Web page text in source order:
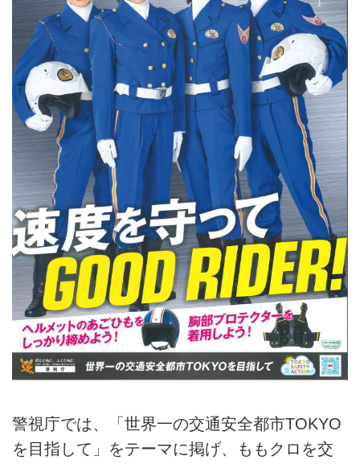
警視庁では、「世界一の交通安全都市TOKYO
を目指して」をテーマに掲げ、ももクロを交